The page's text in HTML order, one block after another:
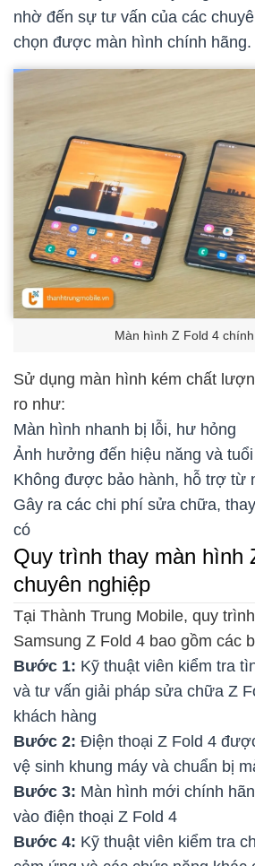
nhờ đến sự tư vấn của các
chọn được màn hình chính hãng.
Màn hình Z Fold 4
Sử dụng màn hình kém chất
ro như:
Màn hình nhanh bị lỗi, hư hỏng
Ảnh hưởng đến hiệu năng và
Không được bảo hành, hỗ trợ từ
Gây ra các chi phí sửa chữa,
có
Quy trình thay màn hình
chuyên nghiệp
Tại Thành Trung Mobile, quy
Samsung Z Fold 4 bao gồm các
Bước 1: Kỹ thuật viên kiểm tra
và tư vấn giải pháp sửa chữa Z
khách hàng
Bước 2: Điện thoại Z Fold 4
vệ sinh khung máy và chuẩn bị
Bước 3: Màn hình mới chính
vào điện thoại Z Fold 4
Bước 4: Kỹ thuật viên kiểm tra